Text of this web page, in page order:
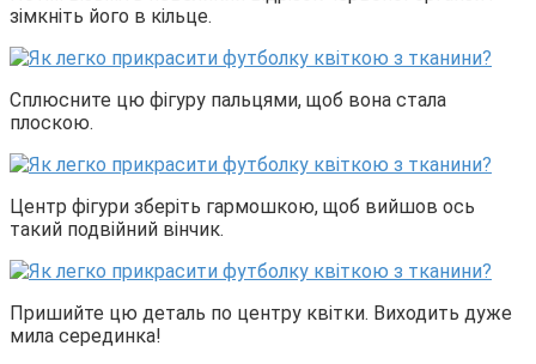
зімкніть його в кільце.
Сплюсните цю фігуру пальцями, щоб вона стала
плоскою.
Центр фігури зберіть гармошкою, щоб вийшов ось
такий подвійний вінчик.
Пришийте цю деталь по центру квітки. Виходить дуже
мила серединка!